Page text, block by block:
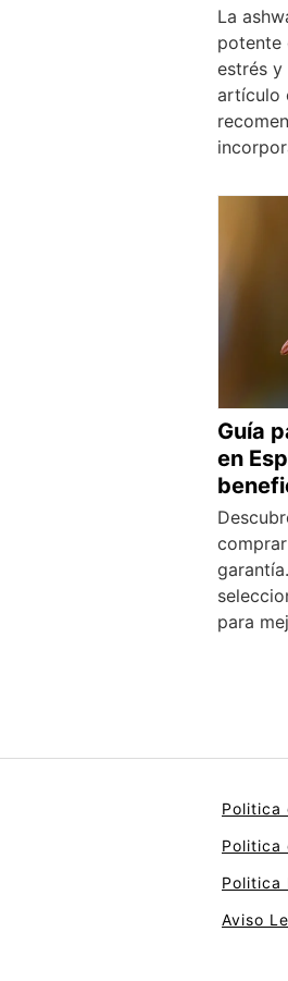
La
potente
estrés y
artículo
Guía
en
para
Politica
Politica
Politica
Aviso